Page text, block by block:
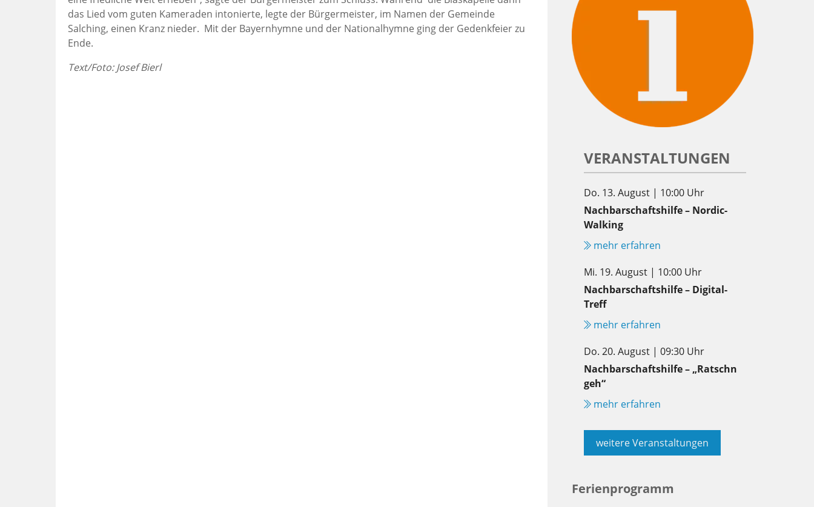
das Lied vom guten Kameraden intonierte, legte der Bürgermeister, im Namen der Gemeinde
Salching, einen Kranz nieder. Mit der Bayernhymne und der Nationalhymne ging der Gedenkfeier zu
Ende.
Text/Foto: Josef Bierl
VERANSTALTUNGEN
Do. 13. August | 10:00 Uhr
Nachbarschaftshilfe – Nordic-
Walking
mehr erfahren
Mi. 19. August | 10:00 Uhr
Nachbarschaftshilfe – Digital-
Treff
mehr erfahren
Do. 20. August | 09:30 Uhr
Nachbarschaftshilfe – „Ratschn
geh“
mehr erfahren
weitere Veranstaltungen
Ferienprogramm